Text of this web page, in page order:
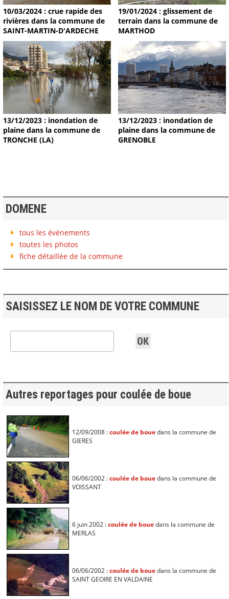
10/03/2024 : crue rapide des
rivières dans la commune de
SAINT-MARTIN-D'ARDECHE
19/01/2024 : glissement de
terrain dans la commune de
MARTHOD
13/12/2023 : inondation de
plaine dans la commune de
TRONCHE (LA)
13/12/2023 : inondation de
plaine dans la commune de
GRENOBLE
DOMENE
tous les événements
toutes les photos
fiche détaillée de la commune
SAISISSEZ LE NOM DE VOTRE COMMUNE
Autres reportages pour coulée de boue
12/09/2008 :coulée de bouedans la commune de
GIERES
06/06/2002 :coulée de bouedans la commune de
VOISSANT
6 juin 2002 :coulée de bouedans la commune de
MERLAS
06/06/2002 :coulée de bouedans la commune de
SAINT GEOIRE EN VALDAINE